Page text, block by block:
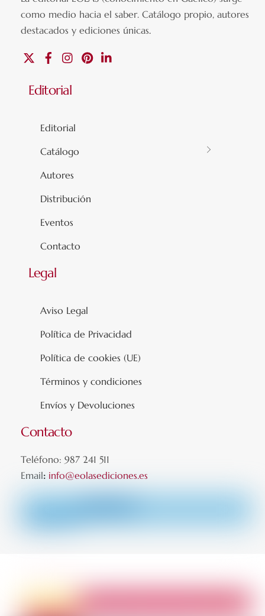
como medio hacia el saber.Catálogo propio, autores
destacados y ediciones únicas.
FacebookInstagramPinterest
Editorial
Editorial
Catálogo
Autores
Distribución
Eventos
Contacto
Legal
Aviso Legal
Política de Privacidad
Política de cookies (UE)
Términos y condiciones
Envíos y Devoluciones
Contacto
Teléfono: 987 241 511
Email: info@eolasediciones.es